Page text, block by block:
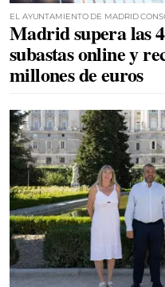
EL AYUNTAMIENTO DE MADRID
Madrid supera las
subastas online y
millones de euros